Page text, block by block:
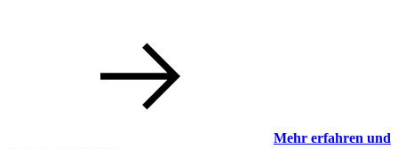
Mehr erfahren und